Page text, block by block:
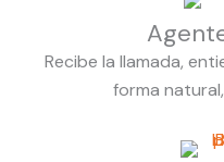
Recibe la llamada,
forma